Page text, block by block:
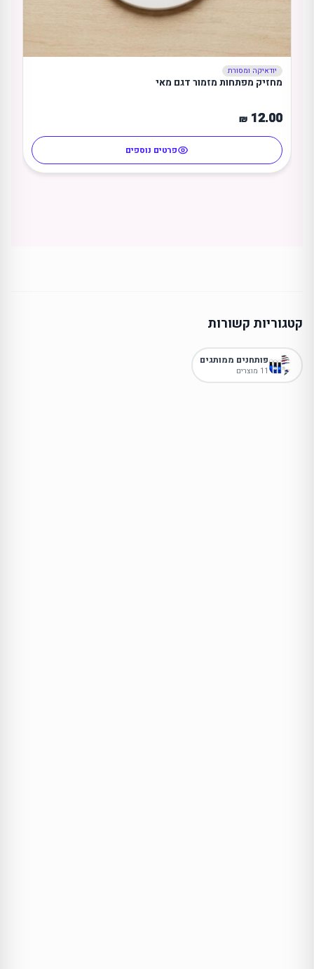
יודאיקה ומסורת
מחזיק מפתחות מזמור דגם מאי
12.00
₪
פרטים נוספים
קטגוריות קשורות
פותחנים ממותגים
11 מוצרים